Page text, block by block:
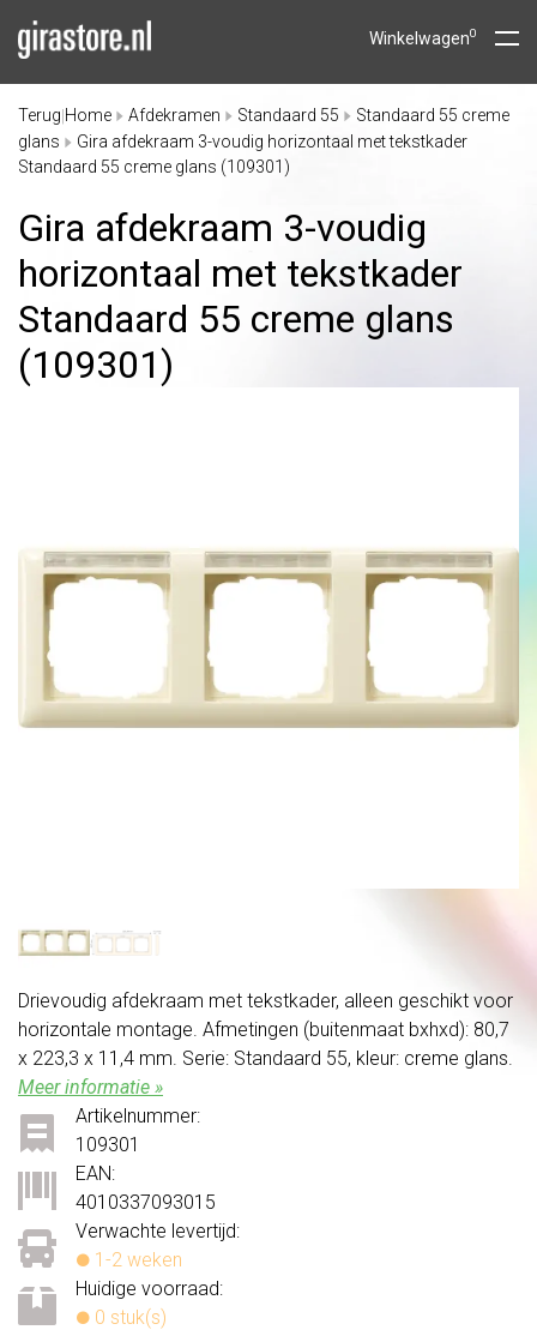
Winkelwagen0
Terug Home Afdekramen Standaard 55
Standaard 55 creme
glans
Gira afdekraam 3-voudig horizontaal met tekstkader
Standaard 55 creme glans (109301)
Gira afdekraam 3-voudig
horizontaal met tekstkader
Standaard 55 creme glans
(109301)
Drievoudig afdekraam met tekstkader, alleen geschikt voor
horizontale montage. Afmetingen (buitenmaat bxhxd): 80,7
x 223,3 x 11,4 mm. Serie: Standaard 55, kleur: creme glans.
Meer informatie »
Verwachte levertijd:
1-2 weken
Huidige voorraad:
0 stuk(s)
Artikelnummer:
109301
EAN:
4010337093015